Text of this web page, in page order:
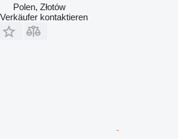
Polen, Złotów
Verkäufer kontaktieren